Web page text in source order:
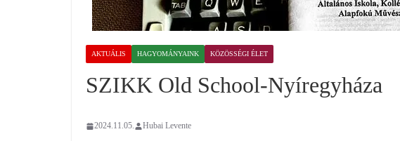
AKTUÁLIS HAGYOMÁNYAINK KÖZÖSSÉGI ÉLET
SZIKK Old School-Nyíregyháza
2024.11.05. Hubai Levente